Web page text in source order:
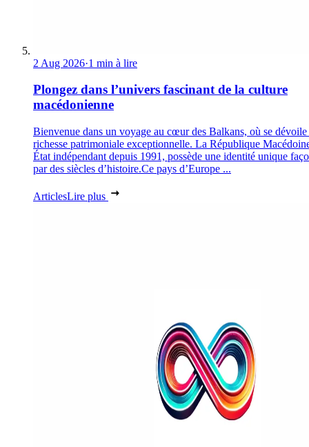
2 Aug 2026·1 min à lire
Plongez dans l’univers fascinant de la culture
macédonienne
Bienvenue dans un voyage au cœur des Balkans, où se dévoile
richesse patrimoniale exceptionnelle. La République
État indépendant depuis 1991, possède une identité unique
par des siècles d’histoire.Ce pays d’Europe ...
ArticlesLire plus